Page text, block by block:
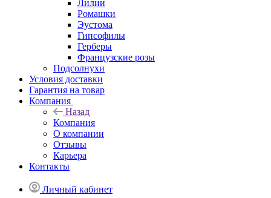
Лилии
Ромашки
Эустома
Гипсофилы
Герберы
Французские розы
Подсолнухи
Условия доставки
Гарантия на товар
Компания
Назад
Компания
О компании
Отзывы
Карьера
Контакты
Личный кабинет